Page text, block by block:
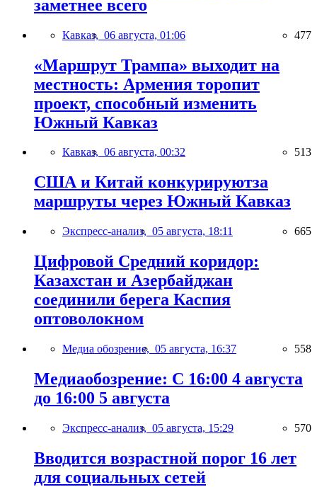
заметнее всего
Кавказ, 06 августа, 01:06 477
«Маршрут Трампа» выходит на
местность: Армения торопит
проект, способный изменить
Южный Кавказ
Кавказ, 06 августа, 00:32 513
США и Китай конкурируютза
маршруты через Южный Кавказ
Экспресс-анализ, 05 августа, 18:11 665
Цифровой Средний коридор:
Казахстан и Азербайджан
соединили берега Каспия
оптоволокном
Медиа обозрение, 05 августа, 16:37 558
Медиаобозрение: С 16:00 4 августа
до 16:00 5 августа
Экспресс-анализ, 05 августа, 15:29 570
Вводится возрастной порог 16 лет
для социальных сетей